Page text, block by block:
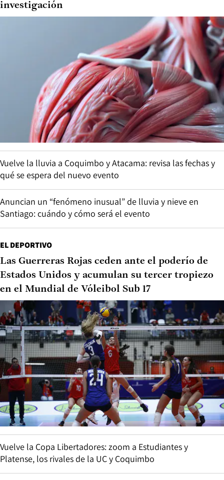
investigación
Vuelve la lluvia a Coquimbo y Atacama: revisa las fechas y
qué se espera del nuevo evento
Anuncian un “fenómeno inusual” de lluvia y nieve en
Santiago: cuándo y cómo será el evento
EL DEPORTIVO
Las Guerreras Rojas ceden ante el poderío de
Estados Unidos y acumulan su tercer tropiezo
en el Mundial de Vóleibol Sub 17
Vuelve la Copa Libertadores: zoom a Estudiantes y
Platense, los rivales de la UC y Coquimbo